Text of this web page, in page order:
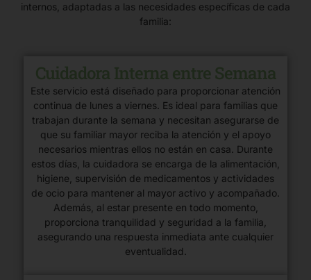
internos, adaptadas a las necesidades específicas de cada
familia:
Cuidadora Interna entre Semana
Este servicio está diseñado para proporcionar atención
continua de lunes a viernes. Es ideal para familias que
trabajan durante la semana y necesitan asegurarse de
que su familiar mayor reciba la atención y el apoyo
necesarios mientras ellos no están en casa. Durante
estos días, la cuidadora se encarga de la alimentación,
higiene, supervisión de medicamentos y actividades
de ocio para mantener al mayor activo y acompañado.
Además, al estar presente en todo momento,
proporciona tranquilidad y seguridad a la familia,
asegurando una respuesta inmediata ante cualquier
eventualidad.